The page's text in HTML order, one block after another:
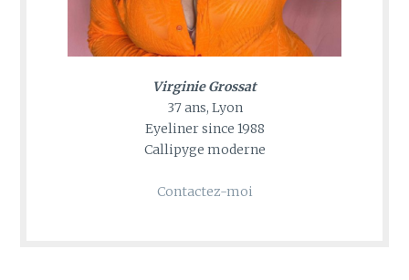
Virginie Grossat
37 ans, Lyon
Eyeliner since 1988
Callipyge moderne
Contactez-moi